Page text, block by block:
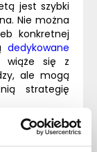
jest szybki
Nie można
konkretnej
dedykowane
wiąże się z
ale mogą
strategię
systemy
na